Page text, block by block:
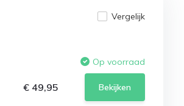
Vergelijk
Op voorraad
€ 49,95 Bekijken